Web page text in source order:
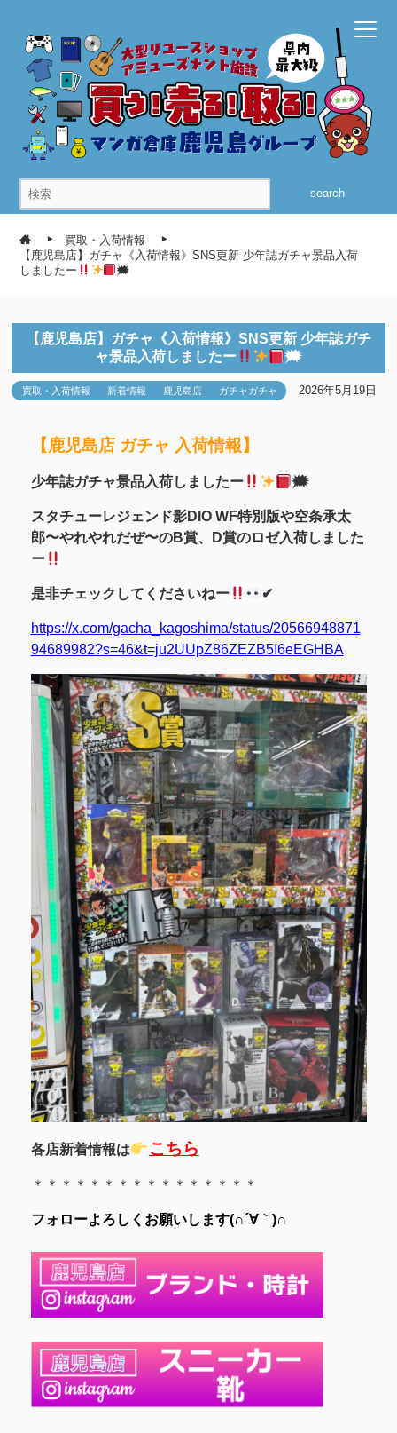
search
買取・入荷情報
【鹿児島店】ガチャ《入荷情報》SNS更新 少年誌ガチャ景品入荷
しましたー
🗯
【鹿児島店】ガチャ《入荷情報》SNS更新 少年誌ガチ
ャ景品入荷しましたー
🗯
買取・入荷情報 新着情報 鹿児島店 ガチャガチャ 2026年5月19日
【鹿児島店 ガチャ 入荷情報】
少年誌ガチャ景品入荷しましたー 🗯
スタチューレジェンド影DIO WF特別版や空条承太
郎〜やれやれだぜ〜のB賞、D賞のロゼ入荷しました
ー
是非チェックしてくださいねー ✔︎
https://x.com/gacha_kagoshima/status/20566948871
94689982?s=46&t=ju2UUpZ86ZEZB5I6eEGHBA
各店新着情報は こちら
＊＊＊＊＊＊＊＊＊＊＊＊＊＊＊＊
フォローよろしくお願いします(∩´∀｀)∩